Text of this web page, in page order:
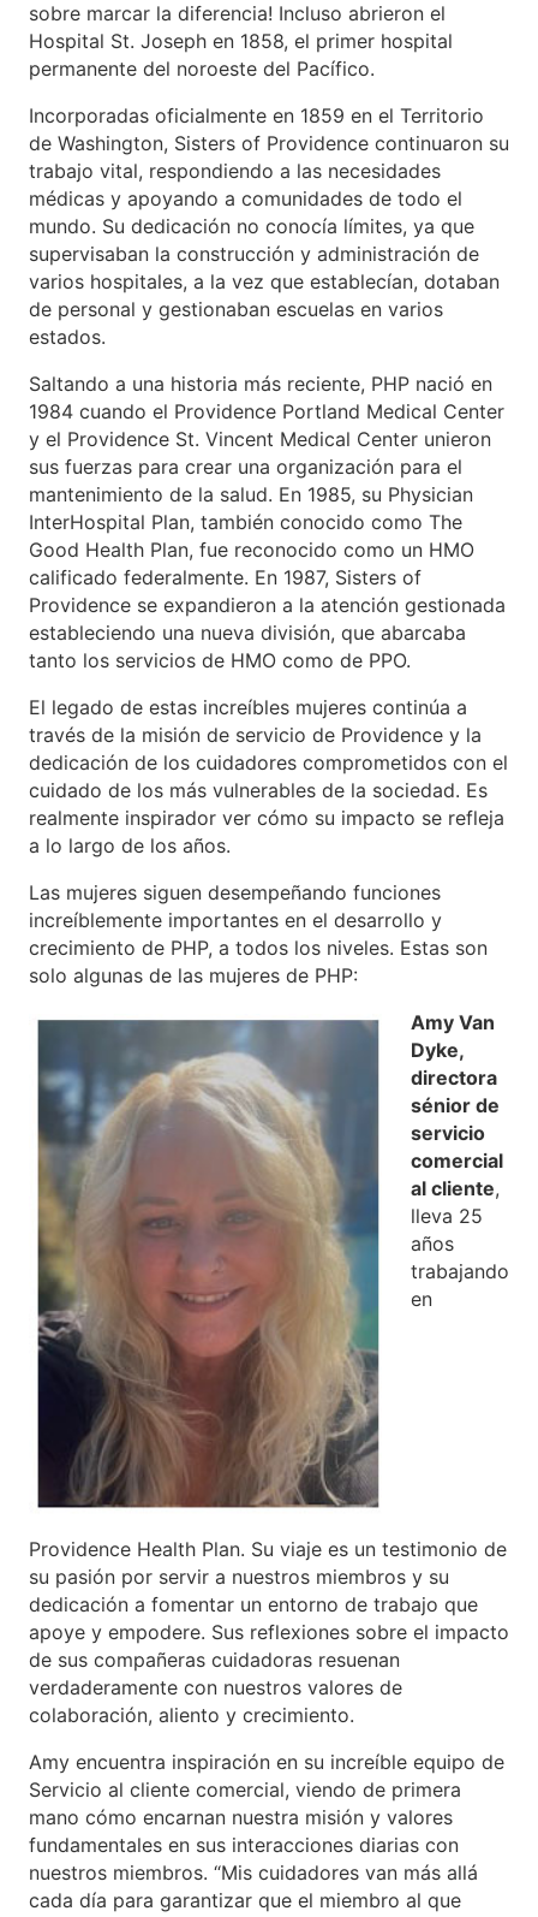
sobre marcar la diferencia! Incluso abrieron el
Hospital St. Joseph en 1858, el primer hospital
permanente del noroeste del Pacífico.
Incorporadas oficialmente en 1859 en el Territorio
de Washington, Sisters of Providence continuaron su
trabajo vital, respondiendo a las necesidades
médicas y apoyando a comunidades de todo el
mundo. Su dedicación no conocía límites, ya que
supervisaban la construcción y administración de
varios hospitales, a la vez que establecían, dotaban
de personal y gestionaban escuelas en varios
estados.
Saltando a una historia más reciente, PHP nació en
1984 cuando el Providence Portland Medical Center
y el Providence St. Vincent Medical Center unieron
sus fuerzas para crear una organización para el
mantenimiento de la salud. En 1985, su Physician
InterHospital Plan, también conocido como The
Good Health Plan, fue reconocido como un HMO
calificado federalmente. En 1987, Sisters of
Providence se expandieron a la atención gestionada
estableciendo una nueva división, que abarcaba
tanto los servicios de HMO como de PPO.
El legado de estas increíbles mujeres continúa a
través de la misión de servicio de Providence y la
dedicación de los cuidadores comprometidos con el
cuidado de los más vulnerables de la sociedad. Es
realmente inspirador ver cómo su impacto se refleja
a lo largo de los años.
Las mujeres siguen desempeñando funciones
increíblemente importantes en el desarrollo y
crecimiento de PHP, a todos los niveles. Estas son
solo algunas de las mujeres de PHP:
Amy Van
Dyke,
directora
sénior de
servicio
comercial
al cliente,
lleva 25
años
trabajando
en
Providence Health Plan. Su viaje es un testimonio de
su pasión por servir a nuestros miembros y su
dedicación a fomentar un entorno de trabajo que
apoye y empodere. Sus reflexiones sobre el impacto
de sus compañeras cuidadoras resuenan
verdaderamente con nuestros valores de
colaboración, aliento y crecimiento.
Amy encuentra inspiración en su increíble equipo de
Servicio al cliente comercial, viendo de primera
mano cómo encarnan nuestra misión y valores
fundamentales en sus interacciones diarias con
nuestros miembros. “Mis cuidadores van más allá
cada día para garantizar que el miembro al que